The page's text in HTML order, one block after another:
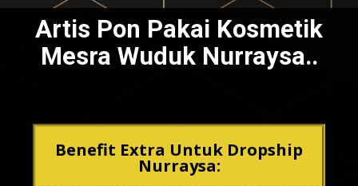
Artis Pon Pakai Kosmetik
Mesra Wuduk Nurraysa..
Benefit Extra Untuk Dropship
Nurraysa: